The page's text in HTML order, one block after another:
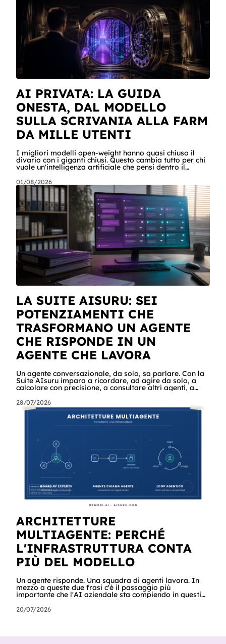
AI PRIVATA: LA GUIDA
ONESTA, DAL MODELLO
SULLA SCRIVANIA ALLA FARM
DA MILLE UTENTI
I migliori modelli open-weight hanno quasi chiuso il
divario con i giganti chiusi. Questo cambia tutto per chi
vuole un'intelligenza artificiale che pensi dentro il
chiunque abbia dati che non possono uscire. Ma la
narrazione racconta i benchmark e tace su due cose:
quanto costa davvero, gradino per gradino, e cosa
serve perché un modello in casa sia sovranità e non un
far west privato. Questa guida racconta entrambe, con
esempi per ogni tagli
01/08/2026
LA SUITE AISURU: SEI
POTENZIAMENTI CHE
TRASFORMANO UN AGENTE
CHE RISPONDE IN UN
AGENTE CHE LAVORA
Un agente conversazionale, da solo, sa parlare. Con la
Suite AIsuru impara a ricordare, ad agire da solo, a
calcolare con precisione, a consultare altri agenti, a
applicazione conversando. Questo articolo racconta
tutti e sei i connettori originali della Suite, con i casi
reali che girano già in produzione e gli scenari in cui
potreste usarli domani mattina. Cominciamo dalle
28/07/2026
ARCHITETTURE
MULTIAGENTE: PERCHÉ
L'INFRASTRUTTURA CONTA
PIÙ DEL MODELLO
Un agente risponde. Una squadra di agenti lavora. In
mezzo a queste due frasi c'è il passaggio più
importante che l'AI aziendale sta compiendo in questi
multiagente: sistemi in cui più agenti specializzati si
coordinano per completare un lavoro, ognuno con il
le richieste delle aziende sui sistemi multiagente sono
20/07/2026